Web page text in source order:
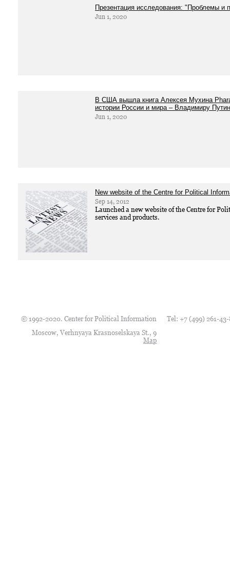
Презентация исследования: "Проблемы и
Jun 1, 2020
В США вышла книга Алексея Мухина
истории России и мира – Владимиру
Jun 1, 2020
New website of the Centre for Political
Sep 14, 2012
Launched a new website of the Centre for
services and products.
© 1992-2020. Center for Political Information Tel: +7 (499) 261-
Moscow, Verhnyaya Krasnoselskaya St., 9
Map